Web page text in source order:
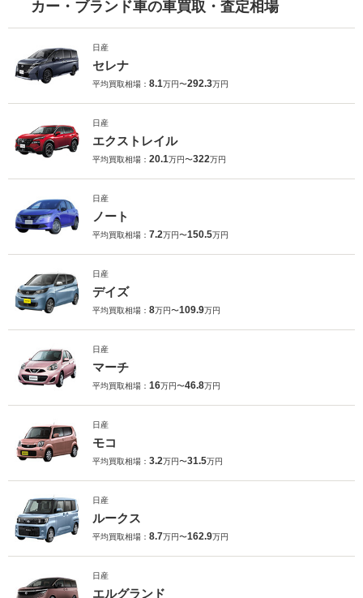
カー・ブランド車の車買取・査定相場
日産
セレナ
平均買取相場： 8.1万円〜292.3万円
日産
エクストレイル
平均買取相場： 20.1万円〜322万円
日産
ノート
平均買取相場： 7.2万円〜150.5万円
日産
デイズ
平均買取相場： 8万円〜109.9万円
日産
マーチ
平均買取相場： 16万円〜46.8万円
日産
モコ
平均買取相場： 3.2万円〜31.5万円
日産
ルークス
平均買取相場： 8.7万円〜162.9万円
日産
エルグランド